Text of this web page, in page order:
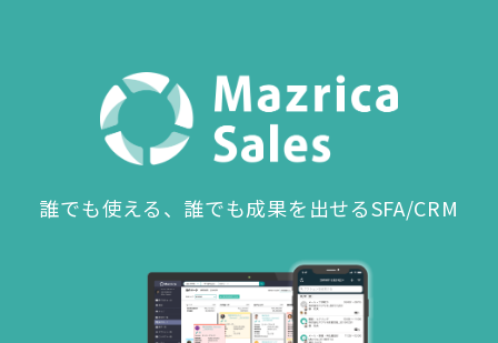
誰でも使える、誰でも成果を出せるSFA/CRM